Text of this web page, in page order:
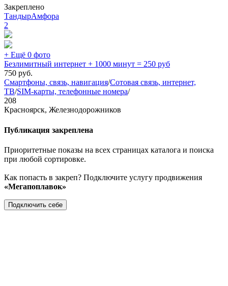
Закреплено
ТандырАмфора
2
+ Ещё 0 фото
Безлимитный интернет + 1000 минут = 250 руб
750 руб.
Смартфоны, связь, навигация/Сотовая связь, интернет,
ТВ/SIM-карты, телефонные номера/
208
Красноярск, Железнодорожников
Публикация закреплена
Приоритетные показы на всех страницах каталога и поиска
при любой сортировке.
Как попасть в закреп? Подключите услугу продвижения
«Мегапоплавок»
Подключить себе